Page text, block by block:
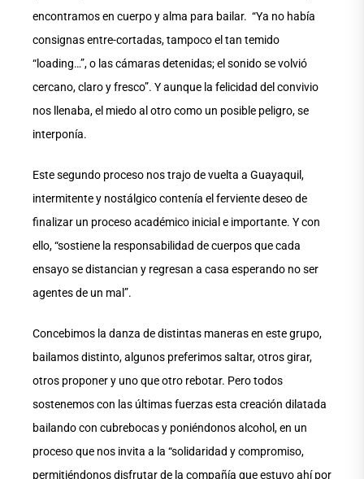
encontramos en cuerpo y alma para bailar. “Ya no había
consignas entre-cortadas, tampoco el tan temido
“loading…”, o las cámaras detenidas; el sonido se volvió
cercano, claro y fresco”. Y aunque la felicidad del convivio
nos llenaba, el miedo al otro como un posible peligro, se
interponía.
Este segundo proceso nos trajo de vuelta a Guayaquil,
intermitente y nostálgico contenía el ferviente deseo de
finalizar un proceso académico inicial e importante. Y con
ello, “sostiene la responsabilidad de cuerpos que cada
ensayo se distancian y regresan a casa esperando no ser
agentes de un mal”.
Concebimos la danza de distintas maneras en este grupo,
bailamos distinto, algunos preferimos saltar, otros girar,
otros proponer y uno que otro rebotar. Pero todos
sostenemos con las últimas fuerzas esta creación dilatada
bailando con cubrebocas y poniéndonos alcohol, en un
proceso que nos invita a la “solidaridad y compromiso,
permitiéndonos disfrutar de la compañía que estuvo ahí por